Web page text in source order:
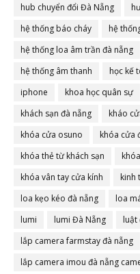
hub chuyển đổi Đà Nẵng
hệ thống báo cháy
hệ
hệ thống loa âm trần đà nẵng
hệ thống âm thanh
học kế
iphone
khoa học quân sự
khách sạn đà nẵng
kháo
khóa cửa osuno
khóa cửa
khóa thẻ từ khách sạn
khóa vân tay cửa kính
kinh
loa kẹo kéo đà nẵng
loa
lumi
lumi Đà Nẵng luật
lắp camera farmstay đà nẵng
lắp camera imou đà nẵng